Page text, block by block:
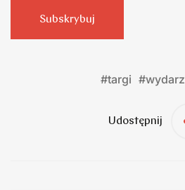
Subskrybuj
#targi #
Udostępnij